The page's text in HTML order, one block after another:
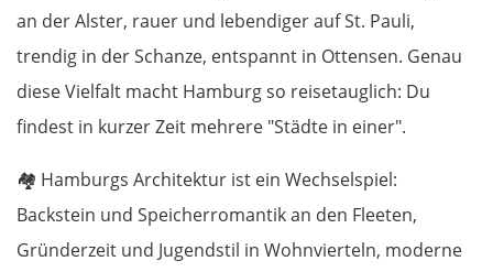
an der Alster, rauer und lebendiger auf St. Pauli,
trendig in der Schanze, entspannt in Ottensen. Genau
diese Vielfalt macht Hamburg so reisetauglich: Du
findest in kurzer Zeit mehrere "Städte in einer".
🏘️ Hamburgs Architektur ist ein Wechselspiel:
Backstein und Speicherromantik an den Fleeten,
Gründerzeit und Jugendstil in Wohnvierteln, moderne